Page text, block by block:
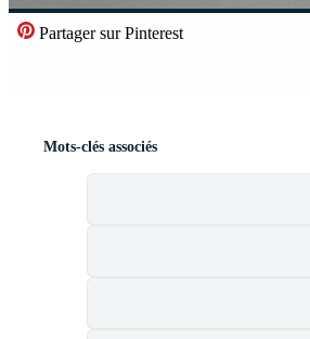
Partager sur Pinterest
Mots-clés associés